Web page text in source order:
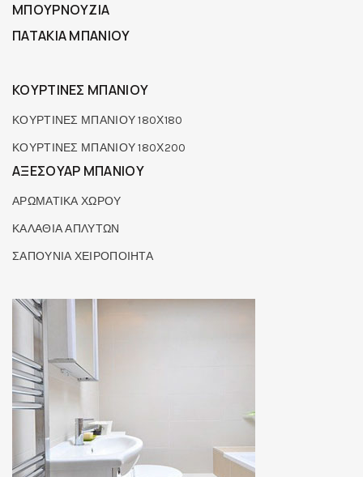
ΜΠΟΥΡΝΟΥΖΙΑ
ΠΑΤΑΚΙΑ ΜΠΑΝΙΟΥ
ΚΟΥΡΤΙΝΕΣ ΜΠΑΝΙΟΥ
ΚΟΥΡΤΙΝΕΣ ΜΠΑΝΙΟΥ 180Χ180
ΚΟΥΡΤΙΝΕΣ ΜΠΑΝΙΟΥ 180Χ200
ΑΞΕΣΟΥΑΡ ΜΠΑΝΙΟΥ
ΑΡΩΜΑΤΙΚΑ ΧΩΡΟΥ
ΚΑΛΑΘΙΑ ΑΠΛΥΤΩΝ
ΣΑΠΟΥΝΙΑ ΧΕΙΡΟΠΟΙΗΤΑ